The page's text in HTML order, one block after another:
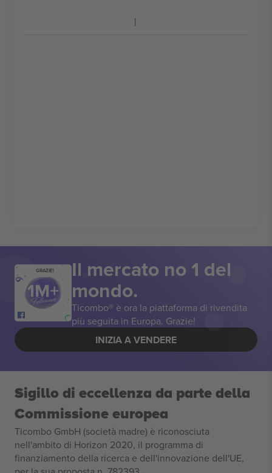
GRAZIE! Il mercato no 1 del
mondo.
Ticombo® è ora la piattaforma di rivendita
più seguita in Europa. Grazie!
INIZIA A VENDERE
Sigillo di eccellenza da parte della
Commissione europea
Ticombo GmbH (società madre) è riconosciuta
nell'ambito di Horizon 2020, il programma di
finanziamento della ricerca e dell'innovazione dell'UE,